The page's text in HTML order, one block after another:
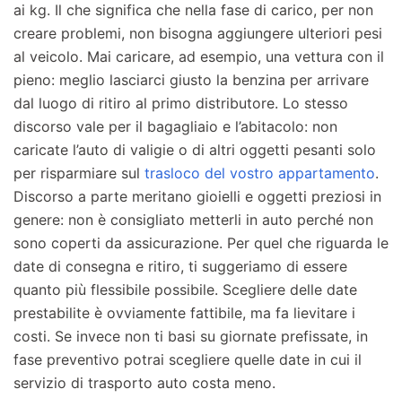
ai kg. Il che significa che nella fase di carico, per non
creare problemi, non bisogna aggiungere ulteriori pesi
al veicolo. Mai caricare, ad esempio, una vettura con il
pieno: meglio lasciarci giusto la benzina per arrivare
dal luogo di ritiro al primo distributore. Lo stesso
discorso vale per il bagagliaio e l’abitacolo: non
caricate l’auto di valigie o di altri oggetti pesanti solo
per risparmiare sul trasloco del vostro appartamento.
Discorso a parte meritano gioielli e oggetti preziosi in
genere: non è consigliato metterli in auto perché non
sono coperti da assicurazione. Per quel che riguarda le
date di consegna e ritiro, ti suggeriamo di essere
quanto più flessibile possibile. Scegliere delle date
prestabilite è ovviamente fattibile, ma fa lievitare i
costi. Se invece non ti basi su giornate prefissate, in
fase preventivo potrai scegliere quelle date in cui il
servizio di trasporto auto costa meno.